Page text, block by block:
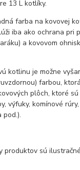
13 L kotlíky.
farba na kovovej
iba ako ochrana pri
a kovovom
kotlinu je možne
farbou,
plôch, ktoré
výfuky, komínové
pod.).
produktov sú